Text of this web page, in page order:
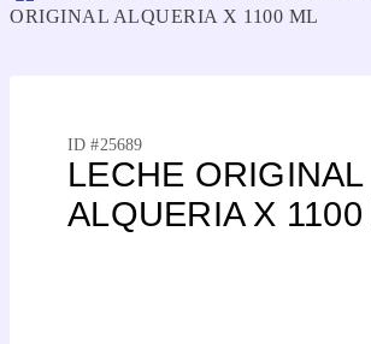
ORIGINAL ALQUERIA X 1100 ML
ID #25689
LECHE ORIGINAL
ALQUERIA X 1100